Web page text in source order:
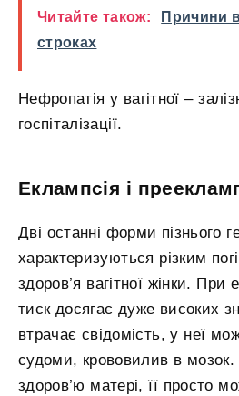
Читайте також:
Причини
строках
Нефропатія у вагітної –
госпіталізації.
Еклампсія і
Дві останні форми пізнього
характеризуються різким
здоров’я вагітної жінки. При
тиск досягає дуже високих
втрачає свідомість, у неї
судоми, крововилив в мозок.
здоров’ю матері, її просто